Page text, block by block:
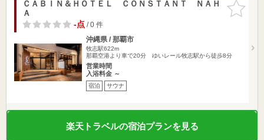
お気に入
りに追加
ＣＡＢＩＮ＆ＨＯＴＥＬ ＣＯＮＳＴＡＮＴ ＮＡＨ
Ａ
-点/ 0 件
沖縄県 / 那覇市
牧志駅622m
那覇空港より車で20分 ゆいレール牧志駅から徒歩8分
営業時間
入浴料金 ～
宿泊 サウナ
楽天トラベルの宿泊プランを見る